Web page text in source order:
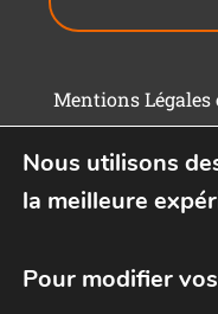
Mentions
Nous utilisons
la meilleure
Pour modifier